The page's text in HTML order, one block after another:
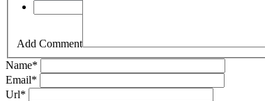
Add Comment
Name*
Email*
Url*